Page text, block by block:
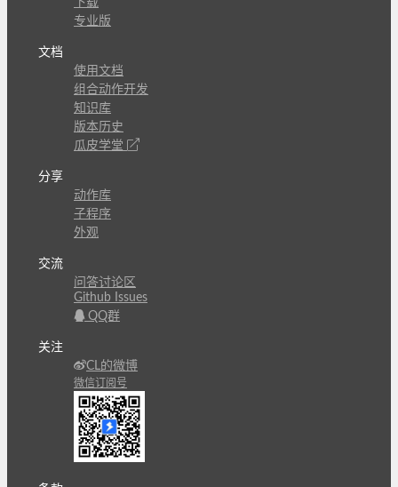
下载
专业版
文档
使用文档
组合动作开发
知识库
版本历史
瓜皮学堂
分享
动作库
子程序
外观
交流
问答讨论区
Github Issues
QQ群
关注
CL的微博
微信订阅号